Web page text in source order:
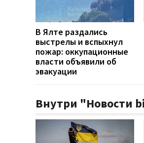
В Ялте раздались
выстрелы и вспыхнул
пожар: оккупационные
власти объявили об
эвакуации
Внутри "Новости